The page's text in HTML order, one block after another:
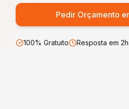
Pedir Orçamento
100% Gratuito Resposta em 2h